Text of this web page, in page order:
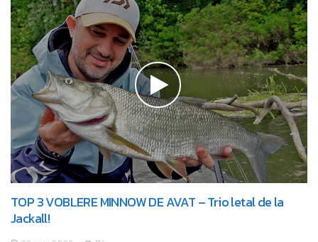
TOP 3 VOBLERE MINNOW DE AVAT – Trio letal de la
Jackall!